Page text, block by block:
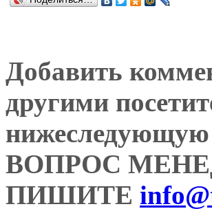
Добавить
другими
ВОПРОС
ПИШИТЕ